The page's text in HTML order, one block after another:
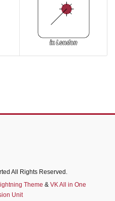
All Rights Reserved.
Theme & VK All in One
Unit